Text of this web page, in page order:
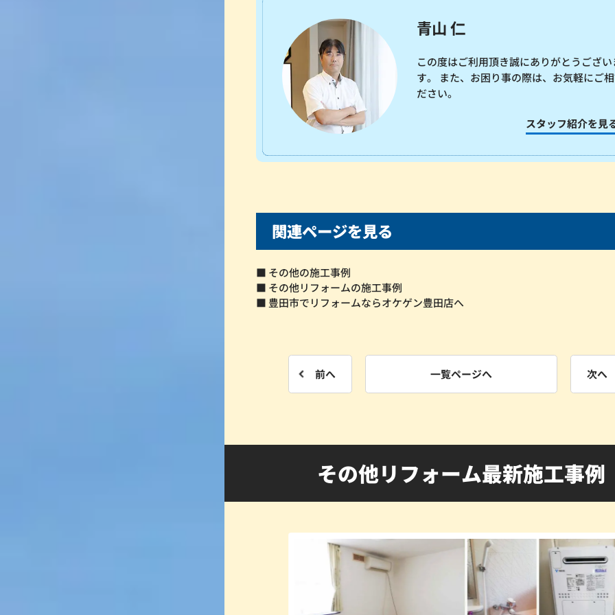
青山 仁
この度はご利用頂き誠にありがとうござい
す。 また、お困り事の際は、お気軽にご
ださい。
スタッフ紹介を見
関連ページを見る
■ その他の施工事例
■ その他リフォームの施工事例
■ 豊田市でリフォームならオケゲン豊田店へ
前へ 一覧ページへ 次へ
その他リフォーム最新施工事例